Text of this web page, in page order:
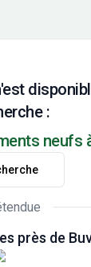
:
neufs
près de